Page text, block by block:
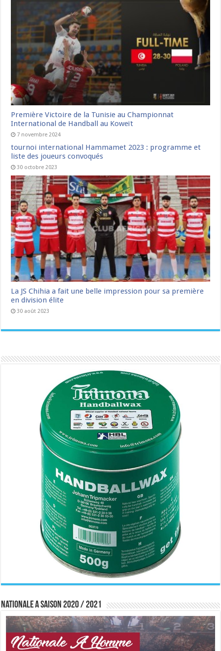
Première Victoire de la Tunisie au Championnat
International de Handball au Koweït
7 novembre 2024
tournoi international Hammamet 2023 : programme et
liste des joueurs convoqués
30 octobre 2023
La JS Chihia a fait une belle impression pour sa première
en division élite
30 août 2023
Nationale A saison 2020 / 2021